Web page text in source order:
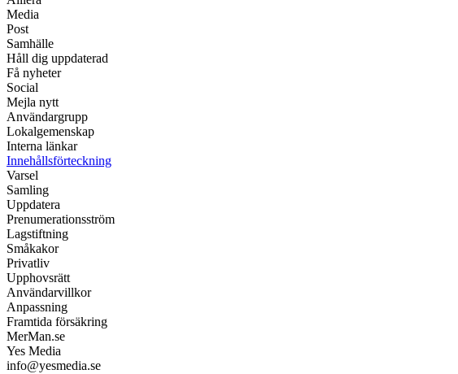
Media
Post
Samhälle
Håll dig uppdaterad
Få nyheter
Social
Mejla nytt
Användargrupp
Lokalgemenskap
Interna länkar
Innehållsförteckning
Varsel
Samling
Uppdatera
Prenumerationsström
Lagstiftning
Småkakor
Privatliv
Upphovsrätt
Användarvillkor
Anpassning
Framtida försäkring
MerMan.se
Yes Media
info@yesmedia.se